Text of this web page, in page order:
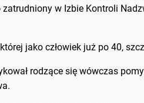
w Izbie Kontroli
jako człowiek już po 40,
rodzące się wówczas